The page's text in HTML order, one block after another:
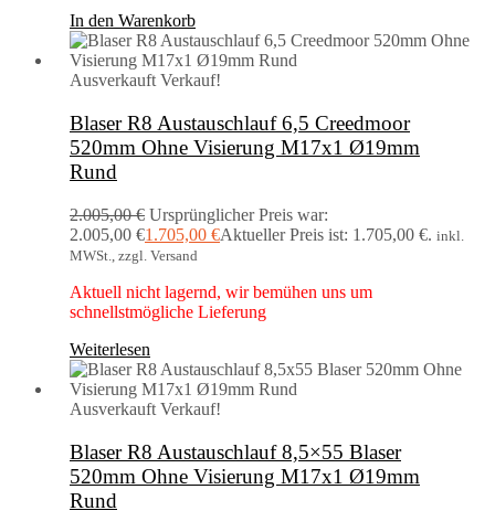
In den Warenkorb
Ausverkauft Verkauf!
Blaser R8 Austauschlauf 6,5 Creedmoor
520mm Ohne Visierung M17x1 Ø19mm
Rund
2.005,00€ Ursprünglicher Preis war:
2.005,00 €1.705,00 €Aktueller Preis ist: 1.705,00 €. inkl.
MWSt., zzgl. Versand
Aktuell nicht lagernd, wir bemühen uns um
schnellstmögliche Lieferung
Weiterlesen
Ausverkauft Verkauf!
Blaser R8 Austauschlauf 8,5×55 Blaser
520mm Ohne Visierung M17x1 Ø19mm
Rund